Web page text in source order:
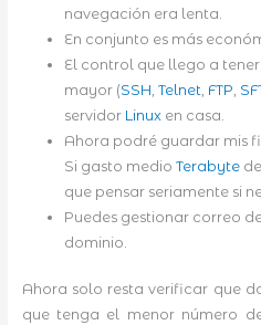
navegación era lenta.
En conjunto es más
El control que llego a
mayor (SSH, Telnet, FTP,
servidor Linuxen casa.
Ahora podré guardar mis
Si gasto medio Terabyte
que pensar seriamente si
Puedes gestionar correo
dominio.
Ahora solo resta verificar que
que tenga el menor número